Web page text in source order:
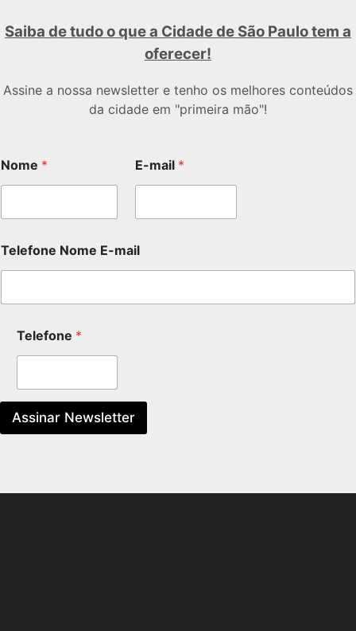
Saiba de tudo o que a Cidade de São Paulo tem a
oferecer!
Assine a nossa newsletter e tenho os melhores conteúdos
da cidade em "primeira mão"!
Nome * E-mail *
Telefone Nome E-mail
Telefone *
Assinar Newsletter